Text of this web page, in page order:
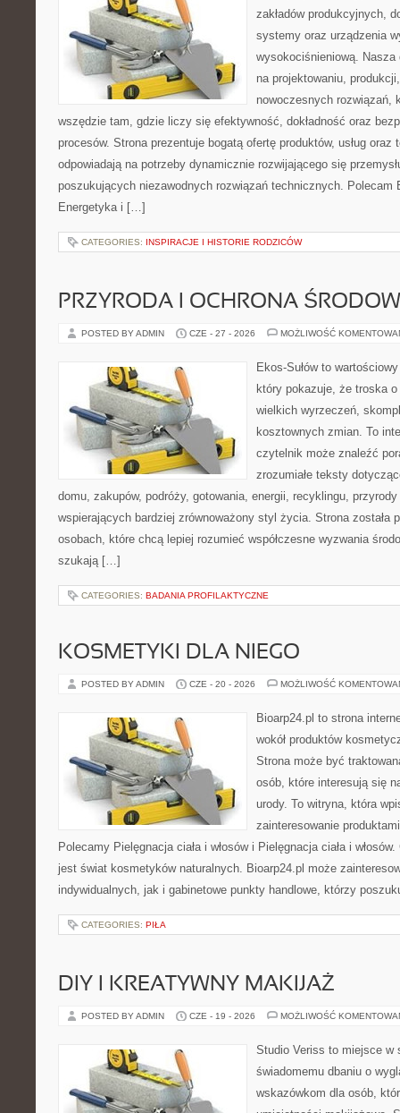
zakładów produkcyjnych,
systemy oraz urządzenia
wysokociśnieniową. Nasza
na projektowaniu,
nowoczesnych rozwiązań,
wszędzie tam, gdzie liczy się efektywność, dokładność oraz
procesów. Strona prezentuje bogatą ofertę produktów, usług oraz
odpowiadają na potrzeby dynamicznie rozwijającego się
poszukujących niezawodnych rozwiązań technicznych. Polecam
Energetyka i […]
CATEGORIES: INSPIRACJE I HISTORIE RODZICÓW
PRZYRODA I OCHRONA
POSTED BY ADMIN CZE - 27 - 2026 MOŻLIWOŚĆ
Ekos-Sułów to
który pokazuje, że troska
wielkich wyrzeczeń,
kosztownych zmian. To
czytelnik może znaleźć
zrozumiałe teksty
domu, zakupów, podróży, gotowania, energii, recyklingu,
wspierających bardziej zrównoważony styl życia. Strona została
osobach, które chcą lepiej rozumieć współczesne wyzwania
szukają […]
CATEGORIES: BADANIA PROFILAKTYCZNE
KOSMETYKI DLA NIEGO
POSTED BY ADMIN CZE - 20 - 2026 MOŻLIWOŚĆ
Bioarp24.pl to strona
wokół produktów
Strona może być
osób, które interesują się
urody. To witryna, która
zainteresowanie
Polecamy Pielęgnacja ciała i włosów i Pielęgnacja ciała i
jest świat kosmetyków naturalnych. Bioarp24.pl może
indywidualnych, jak i gabinetowe punkty handlowe, którzy
CATEGORIES: PIŁA
DIY I KREATYWNY MAKIJAŻ
POSTED BY ADMIN CZE - 19 - 2026 MOŻLIWOŚĆ
Studio Veriss to miejsce w
świadomemu dbaniu o
wskazówkom dla osób,